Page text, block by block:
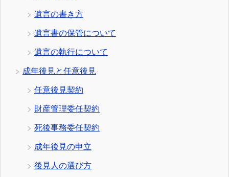
遺言の書き方
遺言書の保管について
遺言の執行について
成年後見と任意後見
任意後見契約
財産管理委任契約
死後事務委任契約
成年後見の申立
後見人の選び方